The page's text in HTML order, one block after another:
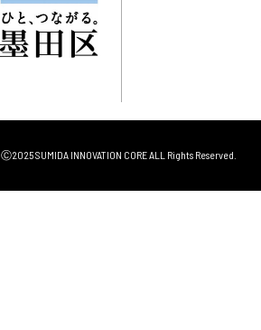
Ⓒ2025 SUMIDA INNOVATION COREALL Rights Reserved.